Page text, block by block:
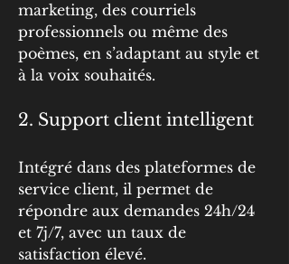
marketing, des courriels
professionnels ou même des
poèmes, en s’adaptant au style et
à la voix souhaités.
2. Support client intelligent
Intégré dans des plateformes de
service client, il permet de
répondre aux demandes 24h/24
et 7j/7, avec un taux de
satisfaction élevé.